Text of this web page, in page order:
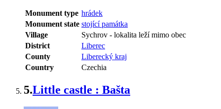
Monument type hrádek
Monument state stojící památka
Village
Sychrov - lokalita leží mimo obec
District
Liberec
County
Liberecký kraj
Country
Czechia
5.Little castle : Bašta